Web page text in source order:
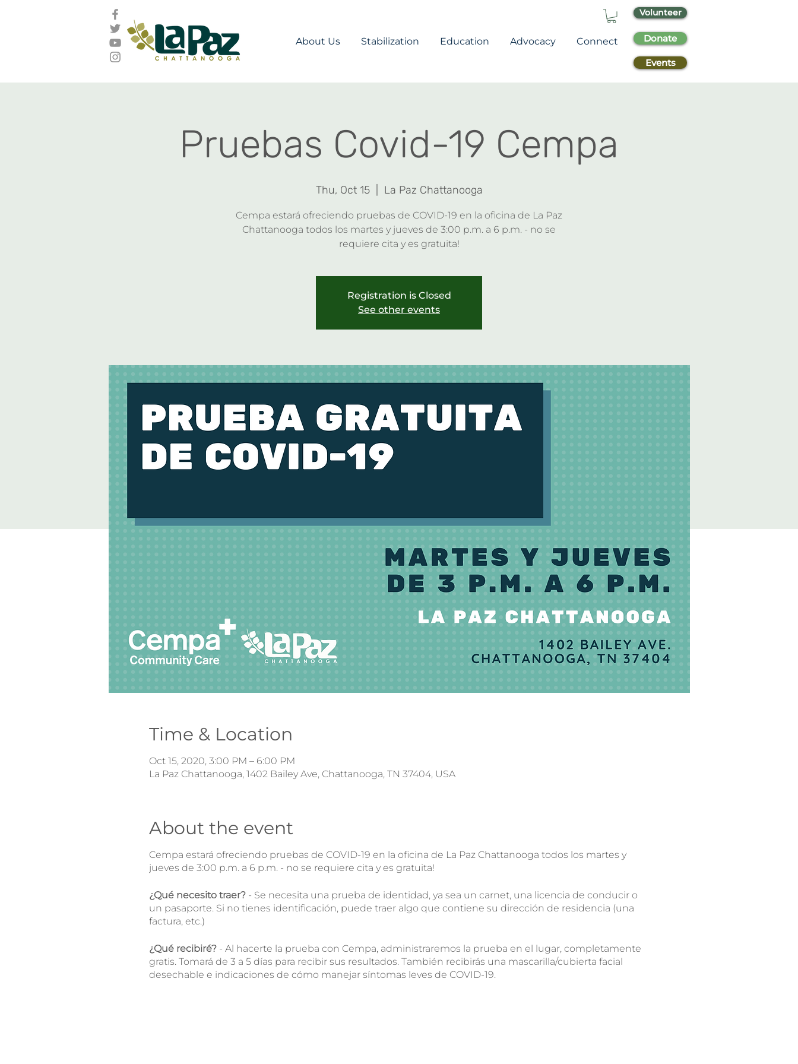
About Us Stabilization Education Advocacy Connect
Volunteer
Donate
Events
Pruebas Covid-19 Cempa
Thu, Oct 15
  |
La Paz Chattanooga
Cempa estará ofreciendo pruebas de COVID-19 en la oficina de La Paz
Chattanooga todos los martes y jueves de 3:00 p.m. a 6 p.m. - no se
requiere cita y es gratuita!
Registration is Closed
See other events
Time & Location
Oct 15, 2020, 3:00 PM – 6:00 PM
La Paz Chattanooga, 1402 Bailey Ave, Chattanooga, TN 37404, USA
About the event
Cempa estará ofreciendo pruebas de COVID-19 en la oficina de La Paz Chattanooga todos los martes y
jueves de 3:00 p.m. a 6 p.m. - no se requiere cita y es gratuita!
¿Qué necesito traer?- Se necesita una prueba de identidad, ya sea un carnet, una licencia de conducir o
un pasaporte. Si no tienes identificación, puede traer algo que contiene su dirección de residencia (una
factura, etc.)
¿Qué recibiré?- Al hacerte la prueba con Cempa, administraremos la prueba en el lugar, completamente
gratis. Tomará de 3 a 5 días para recibir sus resultados. También recibirás una mascarilla/cubierta facial
desechable e indicaciones de cómo manejar síntomas leves de COVID-19.